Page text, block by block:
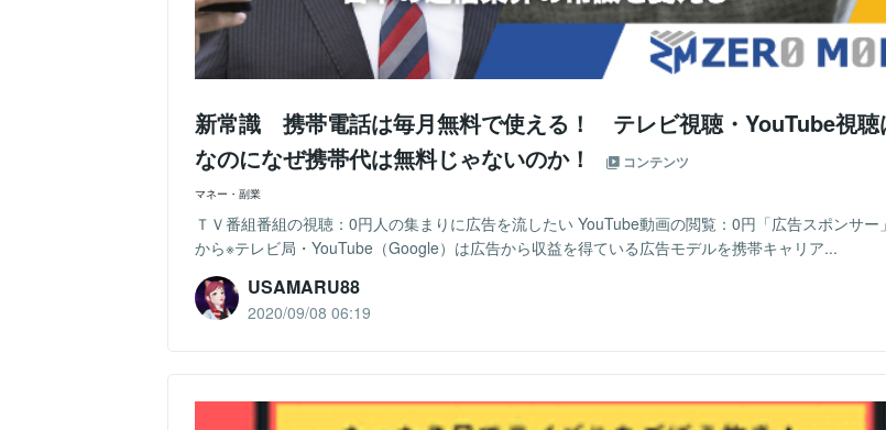
新常識 携帯電話は毎月無料で使える！ テレビ視聴・YouTube視聴
なのになぜ携帯代は無料じゃないのか！
コンテンツ
マネー・副業
ＴＶ番組番組の視聴：0円人の集まりに広告を流したい YouTube動画の閲覧：0円「広告スポンサー
から※テレビ局・YouTube（Google）は広告から収益を得ている広告モデルを携帯キャリア...
USAMARU88
2020/09/08 06:19